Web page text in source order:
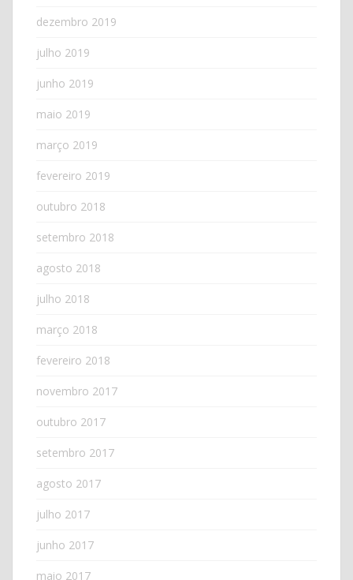
dezembro 2019
julho 2019
junho 2019
maio 2019
março 2019
fevereiro 2019
outubro 2018
setembro 2018
agosto 2018
julho 2018
março 2018
fevereiro 2018
novembro 2017
outubro 2017
setembro 2017
agosto 2017
julho 2017
junho 2017
maio 2017